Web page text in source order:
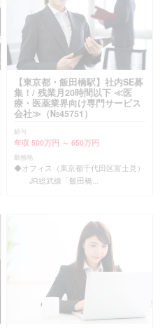
【東京都・飯田橋駅】社内SE募
集！/ 残業月20時間以下 ≪医
療・医薬業界向け専門サービス
会社≫（№45751）
給与
年収 500万円 ～ 650万円
勤務地
◆オフィス（東京都千代田区富士見）
JR総武線「飯田橋...